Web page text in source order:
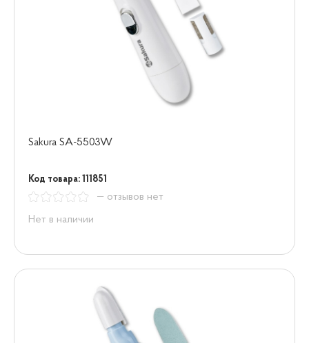
Sakura SA-5503W
Код товара: 111851
— отзывов нет
Нет в наличии